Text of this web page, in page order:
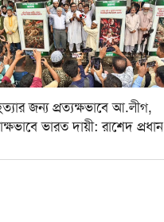
জন্য প্রত্যক্ষভাবে আ.লীগ,
ভারত দায়ী: রাশেদ প্রধান